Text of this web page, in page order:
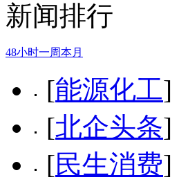
新闻排行
48小时一周本月
[能源化工]
[北企头条]
[民生消费]